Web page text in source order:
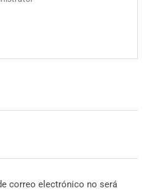
correo electrónico no será